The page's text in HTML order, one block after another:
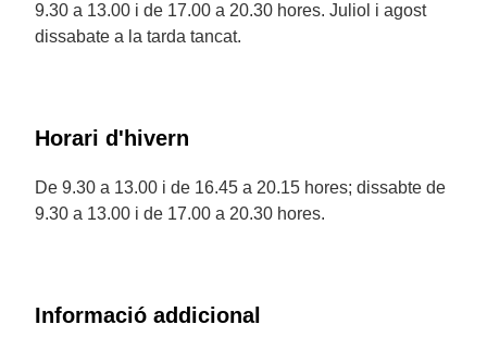
9.30 a 13.00 i de 17.00 a 20.30 hores. Juliol i agost
dissabate a la tarda tancat.
Horari d'hivern
De 9.30 a 13.00 i de 16.45 a 20.15 hores; dissabte de
9.30 a 13.00 i de 17.00 a 20.30 hores.
Informació addicional